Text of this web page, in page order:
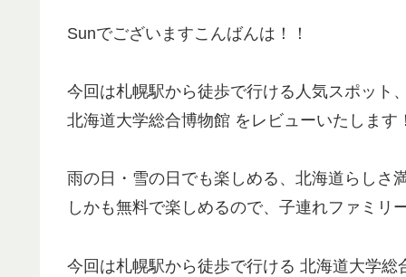
Sunでございますこんばんは！！
今回は札幌駅から徒歩で行ける人気スポット
北海道大学総合博物館 をレビューいたします
雨の日・雪の日でも楽しめる、北海道らしさ
しかも無料で楽しめるので、子連れファミリ
今回は札幌駅から徒歩で行ける 北海道大学